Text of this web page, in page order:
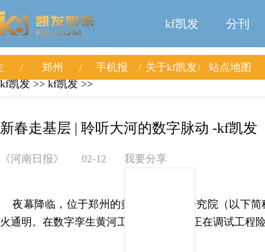
kf凯发 分刊
郑州 手机报 关于kf凯发
站点地图
kf凯发 >> kf凯发 >>
新春走基层 | 聆听大河的数字脉动 -kf凯发
《河南日报》 02-12 我要分享
夜幕降临，位于郑州的黄河水利科学研究院（以下简
火通明。在数字孪生黄河工场，工程师们正在调试工程